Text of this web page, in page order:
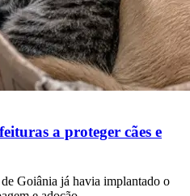
a proteger cães e
Goiânia já havia implantado o